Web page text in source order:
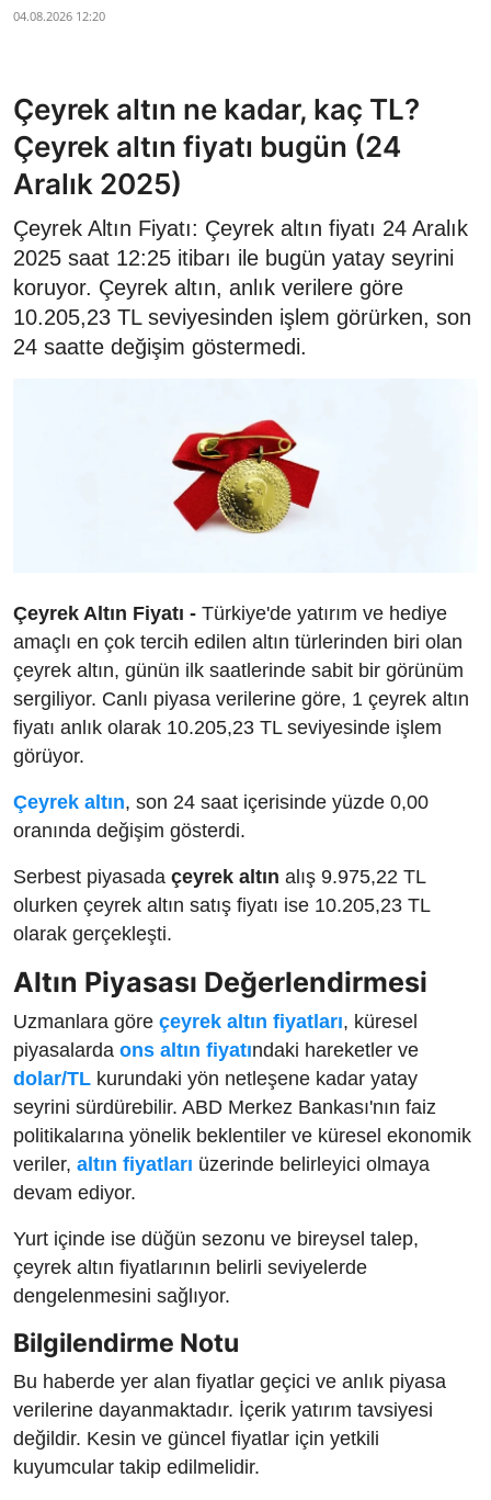
04.08.2026 12:20
Çeyrek altın ne kadar, kaç TL?
Çeyrek altın fiyatı bugün (24
Aralık 2025)
Çeyrek Altın Fiyatı: Çeyrek altın fiyatı 24 Aralık
2025 saat 12:25 itibarı ile bugün yatay seyrini
koruyor. Çeyrek altın, anlık verilere göre
10.205,23 TL seviyesinden işlem görürken, son
24 saatte değişim göstermedi.
Çeyrek Altın Fiyatı - Türkiye'de yatırım ve hediye
amaçlı en çok tercih edilen altın türlerinden biri olan
çeyrek altın, günün ilk saatlerinde sabit bir görünüm
sergiliyor. Canlı piyasa verilerine göre, 1 çeyrek altın
fiyatı anlık olarak 10.205,23 TL seviyesinde işlem
görüyor.
Çeyrek altın, son 24 saat içerisinde yüzde 0,00
oranında değişim gösterdi.
Serbest piyasada çeyrek altın alış 9.975,22 TL
olurken çeyrek altın satış fiyatı ise 10.205,23 TL
olarak gerçekleşti.
Altın Piyasası Değerlendirmesi
Uzmanlara göre çeyrek altın fiyatları, küresel
piyasalarda ons altın fiyatındaki hareketler ve
dolar/TL kurundaki yön netleşene kadar yatay
seyrini sürdürebilir. ABD Merkez Bankası'nın faiz
politikalarına yönelik beklentiler ve küresel ekonomik
veriler, altın fiyatları üzerinde belirleyici olmaya
devam ediyor.
Yurt içinde ise düğün sezonu ve bireysel talep,
çeyrek altın fiyatlarının belirli seviyelerde
dengelenmesini sağlıyor.
Bilgilendirme Notu
Bu haberde yer alan fiyatlar geçici ve anlık piyasa
verilerine dayanmaktadır. İçerik yatırım tavsiyesi
değildir. Kesin ve güncel fiyatlar için yetkili
kuyumcular takip edilmelidir.